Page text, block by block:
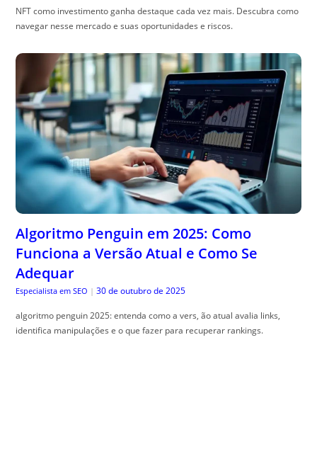
NFT como investimento ganha destaque cada vez mais. Descubra como
navegar nesse mercado e suas oportunidades e riscos.
Algoritmo Penguin em 2025: Como
Funciona a Versão Atual e Como Se
Adequar
Especialista em SEO | 30 de outubro de 2025
algoritmo penguin 2025: entenda como a vers, ão atual avalia links,
identifica manipulações e o que fazer para recuperar rankings.